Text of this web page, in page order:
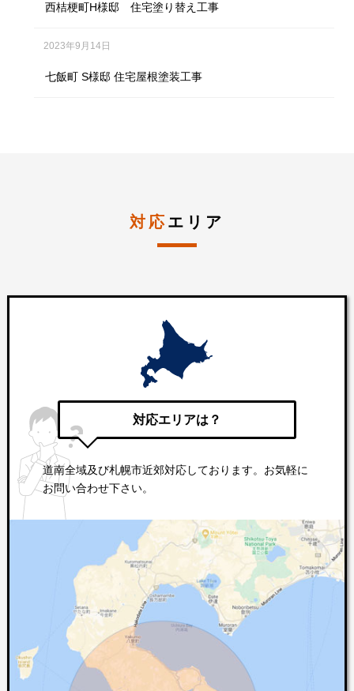
西桔梗町H様邸 住宅塗り替え工事
2023年9月14日
七飯町 S様邸 住宅屋根塗装工事
対応エリア
対応エリアは？
道南全域及び札幌市近郊対応しております。お気軽に
お問い合わせ下さい。